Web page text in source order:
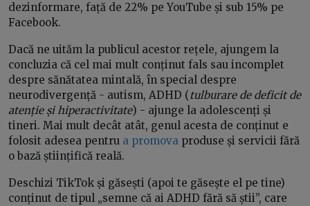
dezinformare, față de 22% pe YouTube și sub 15% pe
Facebook.
Dacă ne uităm la publicul acestor rețele, ajungem la
concluzia că cel mai mult conținut fals sau incomplet
despre sănătatea mintală, în special despre
neurodivergență - autism, ADHD (tulburare de deficit de
atenție și hiperactivitate) - ajunge la adolescenți și
tineri. Mai mult decât atât, genul acesta de conținut e
folosit adesea pentru a promova produse și servicii fără
o bază științifică reală.
Deschizi TikTok și găsești (apoi te găsește el pe tine)
conținut de tipul „semne că ai ADHD fără să știi”, care